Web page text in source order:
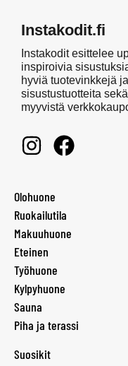
Instakodit.fi
Instakodit esittelee
inspiroivia
hyviä tuotevinkkejä
sisustustuotteita
myyvistä
Olohuone
Ruokailutila
Makuuhuone
Eteinen
Työhuone
Kylpyhuone
Sauna
Piha ja terassi
Suosikit